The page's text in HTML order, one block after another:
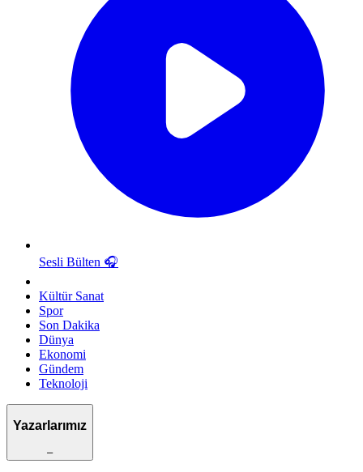
Sesli Bülten 🎧
Kültür Sanat
Spor
Son Dakika
Dünya
Ekonomi
Gündem
Teknoloji
Yazarlarımız
–